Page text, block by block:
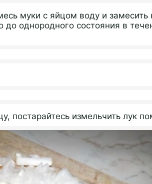
муки с яйцом воду и замесить
однородного состояния в
постарайтесь измельчить лук